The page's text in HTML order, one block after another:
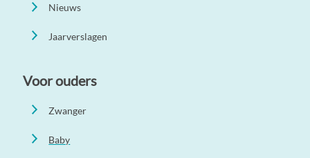
Nieuws
Jaarverslagen
Voor ouders
Zwanger
Baby